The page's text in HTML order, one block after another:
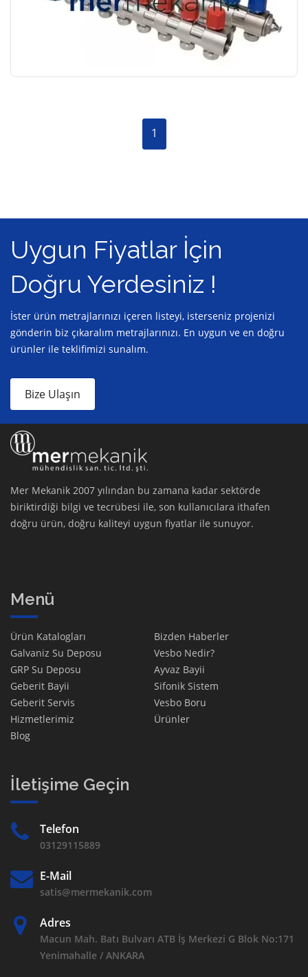
1
Uygun Fiyatlar İçin
Doğru Yerdesiniz !
İster ürün metrajlarınızı içeren listeyi, isterseniz projenizi
gönderin biz çıkaralım metrajlarınızı. En uygun ve en doğru
ürünler ile teklifimizi sunalım.
Bize Ulaşın
Mer Mekanik 2007 yılından bu zamana kadar sektörde
biriktirdiği bilgi ve tecrübesi ile, son kullanıcılara ithafen
doğru ürün, doğru kaliteyi uygun fiyatlar ile sunuyor.
Menü
Ürün Katalogları
Bizden Haberler
Galvaniz Su Deposu
Vesbo Nedir?
GRP Su Deposu
Ayvaz Bayii
Geberit Bayii
Sifonik Sistem
Geberit Servis
Vesbo Boru
Hizmetlerimiz
Ürünler
Blog
İletişime Geçin
Telefon
03129115889
E-Mail
satis@mermekanik.com
Adres
Macun Mah. Batı Bulvarı ATB İş Merkezi G Blok No:171
Yenimahalle / ANKARA